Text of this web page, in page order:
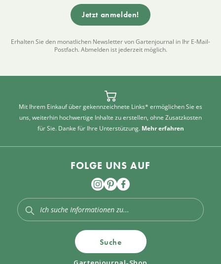
Erhalten Sie den monatlichen Newsletter von Gartenjournal in Ihr E-Mail-
Postfach. Abmelden ist jederzeit möglich.
Mit Ihrem Einkauf über gekennzeichnete Links* ermöglichen Sie es
uns, weiterhin hochwertige Inhalte zu erstellen, ohne Zusatzkosten
für Sie. Danke für Ihre Unterstützung. Mehr erfahren
FOLGE UNS AUF
Suche